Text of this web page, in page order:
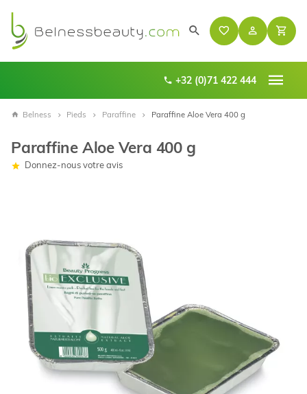
+32 (0)71 422 444
Belness Pieds Paraffine Paraffine Aloe Vera 400 g
Paraffine Aloe Vera 400 g
Donnez-nous votre avis